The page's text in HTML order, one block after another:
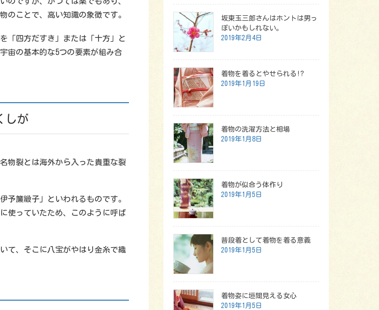
のことで、高い知識の象徴です。
「四方だすき」または「十方」と
宙の基本的な5つの要素が組み合
しが
物裂とは海外から入った貴重な裂
予簾緞子」といわれるものです。
使っていたため、このように呼ば
て、そこに八宝がやはり金糸で織
坂東玉三郎さんはホントは男っ
ぽいかもしれない。
2019年2月4日
着物を着るとやせられる!?
2019年1月19日
着物の洗濯方法と相場
2019年1月8日
着物が似合う体作り
2019年1月5日
普段着として着物を着る意義
2019年1月5日
着物姿に垣間見える女心
2019年1月5日